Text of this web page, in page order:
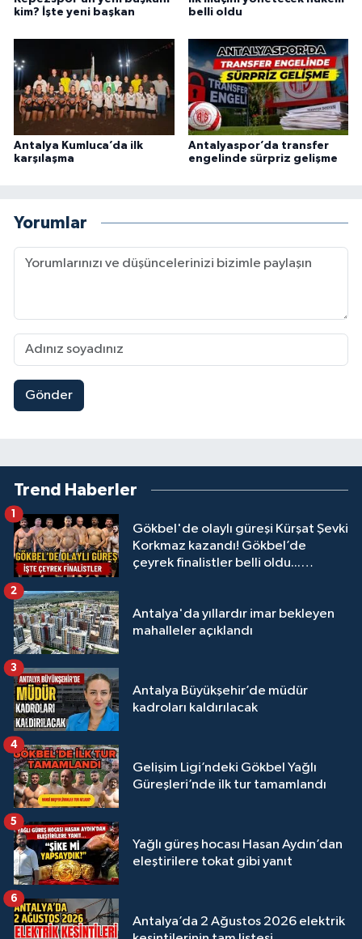
kim? İşte yeni başkan
belli oldu
Antalya Kumluca’da ilk
karşılaşma
Antalyaspor’da transfer
engelinde sürpriz gelişme
Yorumlar
Gönder
Trend Haberler
Gökbel'de olaylı güreşi Kürşat Şevki
Korkmaz kazandı! Gökbel’de
çeyrek finalistler belli oldu...
1
Antalya'da yıllardır imar bekleyen
mahalleler açıklandı
2
Antalya Büyükşehir’de müdür
kadroları kaldırılacak
3
Gelişim Ligi’ndeki Gökbel Yağlı
Güreşleri’nde ilk tur tamamlandı
4
Yağlı güreş hocası Hasan Aydın’dan
eleştirilere tokat gibi yanıt
5
Antalya’da 2 Ağustos 2026 elektrik
6